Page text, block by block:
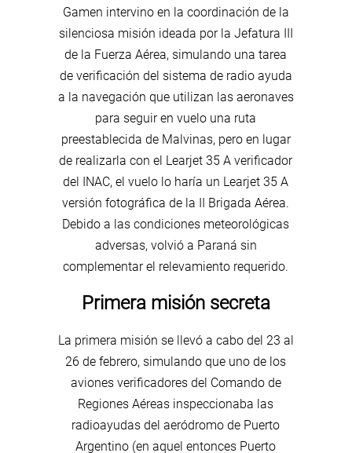
Gamen intervino en la coordinación de la
silenciosa misión ideada por la Jefatura III
de la Fuerza Aérea, simulando una tarea
de verificación del sistema de radio ayuda
a la navegación que utilizan las aeronaves
para seguir en vuelo una ruta
preestablecida de Malvinas, pero en lugar
de realizarla con el Learjet 35 A verificador
del INAC, el vuelo lo haría un Learjet 35 A
versión fotográfica de la II Brigada Aérea.
Debido a las condiciones meteorológicas
adversas, volvió a Paraná sin
complementar el relevamiento requerido.
Primera misión secreta
La primera misión se llevó a cabo del 23 al
26 de febrero, simulando que uno de los
aviones verificadores del Comando de
Regiones Aéreas inspeccionaba las
radioayudas del aeródromo de Puerto
Argentino (en aquel entonces Puerto